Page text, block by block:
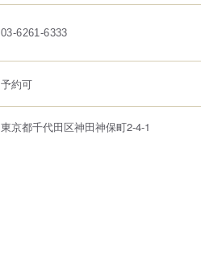
03-6261-6333
予約可
東京都千代田区神田神保町2-4-1